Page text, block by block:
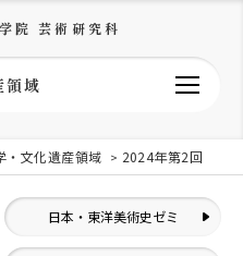
院 芸術研究科
領域
・文化遺産領域 2024年第2回
日本・東洋美術史ゼミ